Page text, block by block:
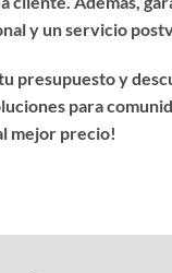
y un servicio
presupuesto y
para
mejor precio!